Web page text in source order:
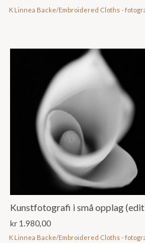
K Linnea Backe/Embroidered Cloths -
kr 1.980,00
K Linnea Backe/Embroidered Cloths -